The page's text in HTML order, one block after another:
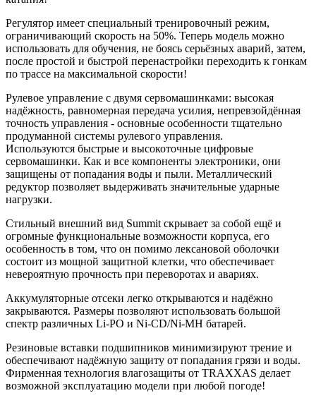
Регулятор имеет специальный тренировочный режим,
ограничивающий скорость на 50%. Теперь модель можно
использовать для обучения, не боясь серьёзных аварий, затем,
после простой и быстрой перенастройки переходить к гонкам
по трассе на максимальной скорости!
Рулевое управление с двумя сервомашинками: высокая
надёжность, равномерная передача усилия, непревзойдённая
точность управления - основные особенности тщательно
продуманной системы рулевого управления.
Используются быстрые и высокоточные цифровые
сервомашинки. Как и все компоненты электроники, они
защищены от попадания воды и пыли. Металлический
редуктор позволяет выдерживать значительные ударные
нагрузки.
Стильный внешний вид Summit скрывает за собой ещё и
огромные функциональные возможности корпуса, его
особенность в том, что он помимо лексановой оболочки
состоит из мощной защитной клетки, что обеспечивает
невероятную прочность при переворотах и авариях.
Аккумуляторные отсеки легко открываются и надёжно
закрываются. Размеры позволяют использовать большой
спектр различных Li-PO и Ni-CD/Ni-MH батарей.
Резиновые вставки подшипников минимизируют трение и
обеспечивают надёжную защиту от попадания грязи и воды.
Фирменная технология влагозащиты от TRAXXAS делает
возможной эксплуатацию модели при любой погоде!